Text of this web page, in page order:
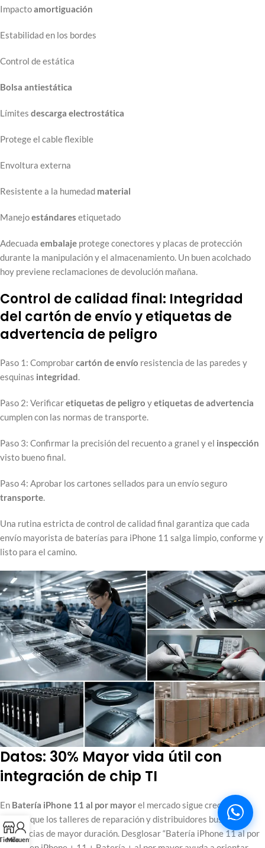
Impactoamortiguación
Estabilidad en los bordes
Control de estática
Bolsa antiestática
Límites descarga electrostática
Protege el cable flexible
Envoltura externa
Resistente a la humedad material
Manejoestándares etiquetado
Adecuada embalaje protege conectores y placas de protección
durante la manipulación y el almacenamiento. Un buen acolchado
hoy previene reclamaciones de devolución mañana.
Control de calidad final: Integridad
del cartón de envío y etiquetas de
advertencia de peligro
Paso 1: Comprobarcartón de envío resistencia de las paredes y
esquinas integridad.
Paso 2: Verificaretiquetas de peligro yetiquetas de advertencia
cumplen con las normas de transporte.
Paso 3: Confirmar la precisión del recuento a granel y el inspección
visto bueno final.
Paso 4: Aprobar los cartones sellados para un envío seguro
transporte.
Una rutina estricta de control de calidad final garantiza que cada
envío mayorista de baterías para iPhone 11 salga limpio, conforme y
listo para el camino.
Datos: 30% Mayor vida útil con
integración de chip TI
En Batería iPhone 11 al por mayorel mercado sigue creciendo a
medida que los talleres de reparación y distribuidores buscan
existencias de mayor duración. Desglosar “Batería iPhone 11 al por
Mi cuenta